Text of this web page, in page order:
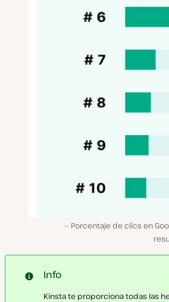
Porcentaje de clics en
Info
Kinsta te proporciona todas las